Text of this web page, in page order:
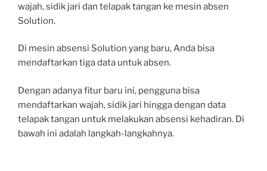
wajah, sidik jari dan telapak tangan ke mesin absen
Solution.
Di mesin absensi Solution yang baru, Anda bisa
mendaftarkan tiga data untuk absen.
Dengan adanya fitur baru ini, pengguna bisa
mendaftarkan wajah, sidik jari hingga dengan data
telapak tangan untuk melakukan absensi kehadiran. Di
bawah ini adalah langkah-langkahnya.